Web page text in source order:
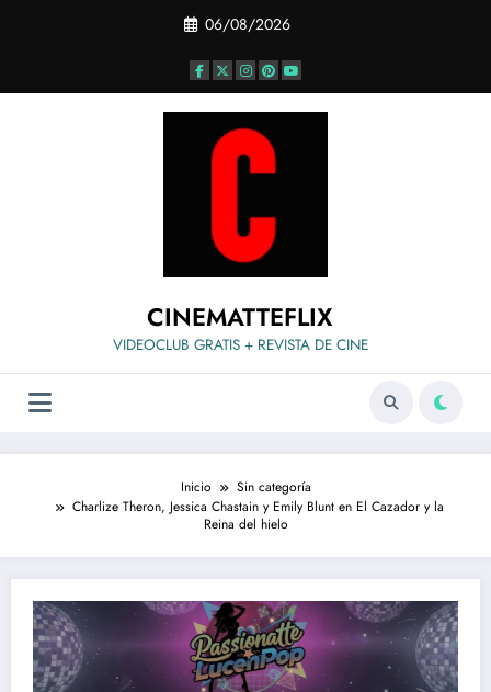
06/08/2026
CINEMATTEFLIX
VIDEOCLUB GRATIS + REVISTA DE CINE
Inicio
Sin categoría
Charlize Theron, Jessica Chastain y Emily Blunt en El Cazador y la
Reina del hielo